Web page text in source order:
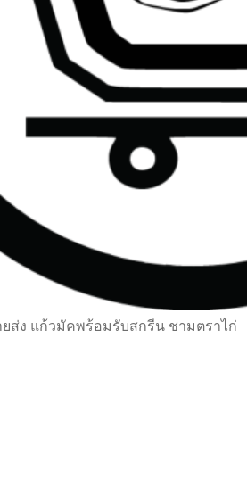
ส่ง แก้วมัคพร้อมรับสกรีน ชามตราไก่